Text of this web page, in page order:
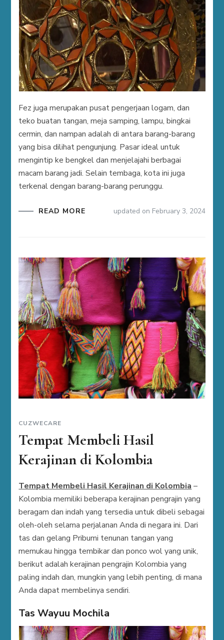
Fez juga merupakan pusat pengerjaan logam, dan
teko buatan tangan, meja samping, lampu, bingkai
cermin, dan nampan adalah di antara barang-barang
yang bisa dilihat pengunjung. Pasar ideal untuk
mengintip ke bengkel dan menjelajahi berbagai
macam barang jadi. Selain tembaga, kota ini juga
terkenal dengan barang-barang perunggu.
READ MORE updated on February 3, 2024
CUZWECARE
Tempat Membeli Hasil
Kerajinan di Kolombia
Tempat Membeli Hasil Kerajinan di Kolombia –
Kolombia memiliki beberapa kerajinan pengrajin yang
beragam dan indah yang tersedia untuk dibeli sebagai
oleh-oleh selama perjalanan Anda di negara ini. Dari
tas dan gelang Pribumi tenunan tangan yang
memukau hingga tembikar dan ponco wol yang unik,
berikut adalah kerajinan pengrajin Kolombia yang
paling indah dan, mungkin yang lebih penting, di mana
Anda dapat membelinya sendiri.
Tas Wayuu Mochila